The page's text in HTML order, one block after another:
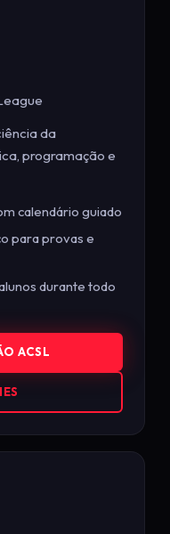
da
programação e
calendário guiado
para provas e
durante todo
ACSL